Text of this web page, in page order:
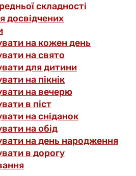
складності
досвідчених
на кожен день
на свято
для дитини
на пікнік
на вечерю
в піст
на сніданок
на обід
на день народження
в дорогу